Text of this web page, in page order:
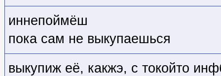
иннепоймёш
пока сам не выкупаешься
выкупиж её, какжэ, с токойто